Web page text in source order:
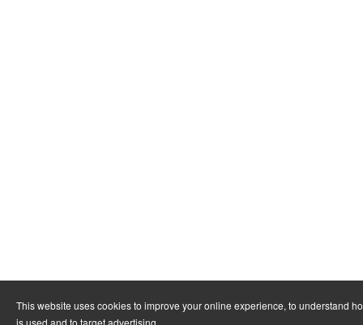
This website uses cookies to improve your online experience, to understand
is used and to target advertising.